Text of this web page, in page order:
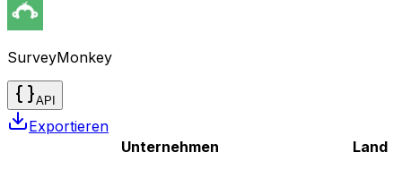
SurveyMonkey
API
Exportieren
Unternehmen
Land